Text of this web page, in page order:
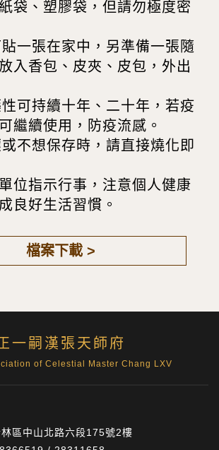
袋、塑膠袋，但請勿極度密
一張在家中，另準備一張隨
入香包、皮夾、皮包，外出
可持續十年、二十年，若疫
繼續使用，防疫流感。
不想保存時，請直接燒化即
位指示行事，注意個人健康
良好生活習慣。
檔案下載 >
一嗣漢張天師府
of Celestial Master Chang LXV
區中山北路六段175號2樓